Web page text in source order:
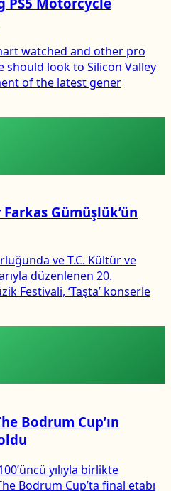
watched and other pro
should look to Silicon Valley
of the latest gener
Gümüşlük’ün
ve T.C. Kültür ve
düzenlenen 20.
Festivali, ‘Taşta’ konserle
Bodrum Cup’ın
yılıyla birlikte
Bodrum Cup’ta final etabı